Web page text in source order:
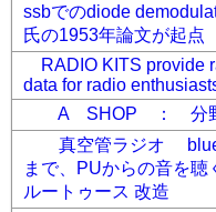
ssbでのdiode
氏の1953年論文が起点
RADIO KITS provide
data for radio
A SHOP ： 分野
真空管ラジオ
まで、PUからの音を
ルートゥース 改造